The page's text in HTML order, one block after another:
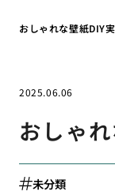
おしゃれな壁紙DIY
2025.06.06
おしゃ
未分類